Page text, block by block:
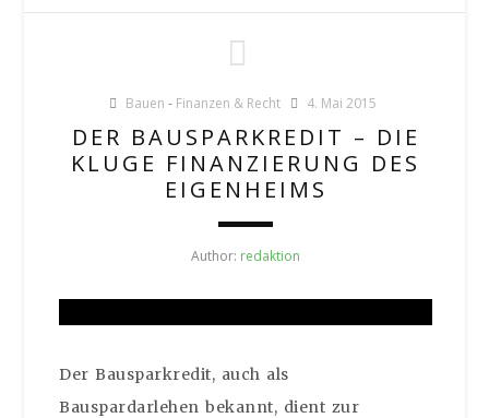
Bauen - Finanzen & Recht 4. Mai 2015
DER BAUSPARKREDIT – DIE
KLUGE FINANZIERUNG DES
EIGENHEIMS
Author: redaktion
Der Bausparkredit, auch als
Bauspardarlehen bekannt, dient zur